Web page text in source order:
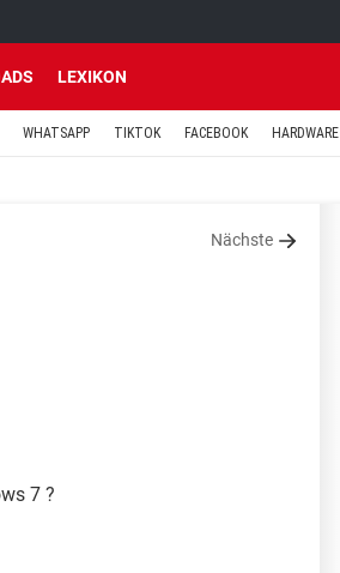
LEXIKON
WHATSAPP TIKTOK FACEBOOK HARDWARE
Nächste
7 ?